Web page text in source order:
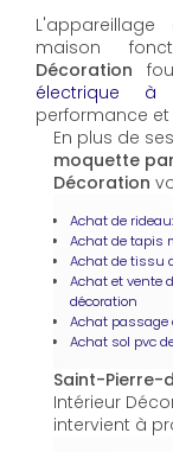
maison
Décoration
électrique à
performance et
En plus de
moquette
Décoration
Achat de
Achat de tapis
Achat de tissu
Achat et vente
décoration
Achat passage
Achat sol pvc
Saint-Pierre-
Intérieur
intervient à